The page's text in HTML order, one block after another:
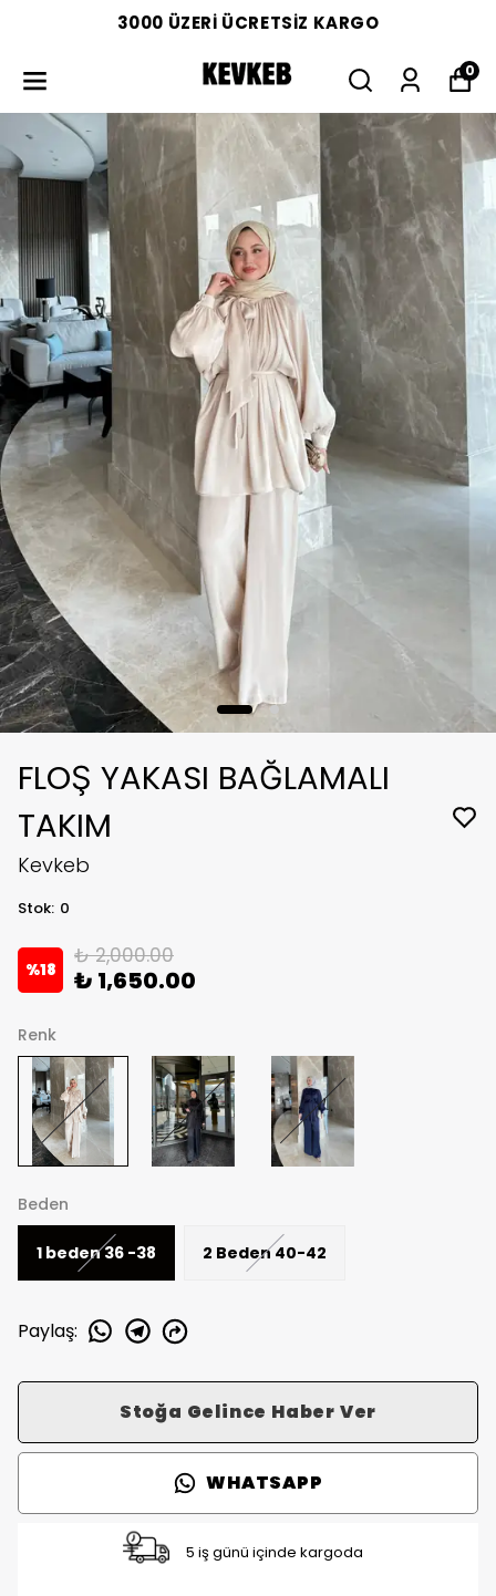
3000 ÜZERİ ÜCRETSİZ KARGO
0
FLOŞ YAKASI BAĞLAMALI
TAKIM
Kevkeb
Stok: 0
%18
₺ 2,000.00
₺ 1,650.00
Renk
Beden
1 beden 36 -38 2 Beden 40-42
Paylaş:
Stoğa Gelince Haber Ver
WHATSAPP
5 iş günü içinde kargoda